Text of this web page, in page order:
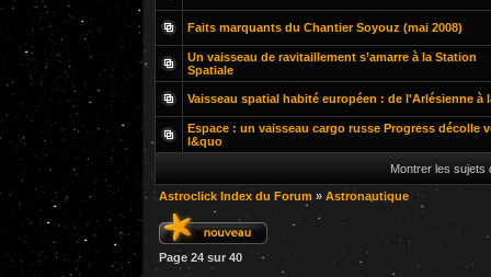
Faits marquants du Chantier Soyouz (mai 2008)
Un vaisseau de ravitaillement s’amarre à la Station
Spatiale
Vaisseau spatial habité européen : de l'Arlésienne à
Espace : un vaisseau cargo russe Progress décolle
l&quo
Montrer les sujets
Astroclick Index du Forum » Astronautique
Page 24 sur 40